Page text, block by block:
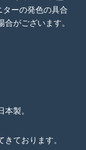
ターの発色の具合
がございます。
製。
ております。